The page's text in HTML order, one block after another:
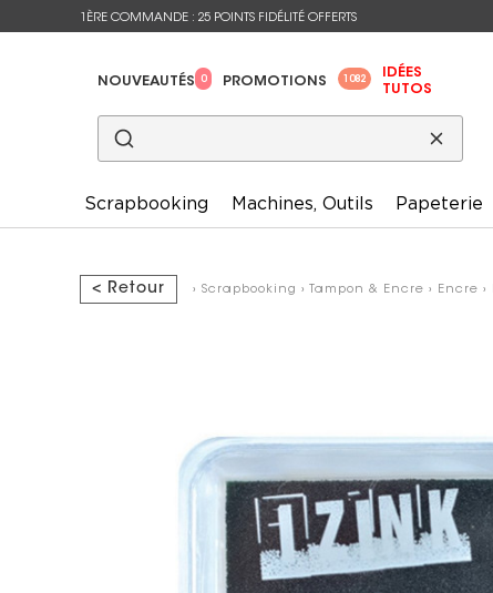
1ÈRE COMMANDE : 25 POINTS FIDÉLITÉ OFFERTS
NOUVEAUTÉS 0 PROMOTIONS 1082
IDÉES
TUTOS
Scrapbooking Machines, Outils Papeterie
< Retour › Scrapbooking › Tampon & Encre › Encre ›